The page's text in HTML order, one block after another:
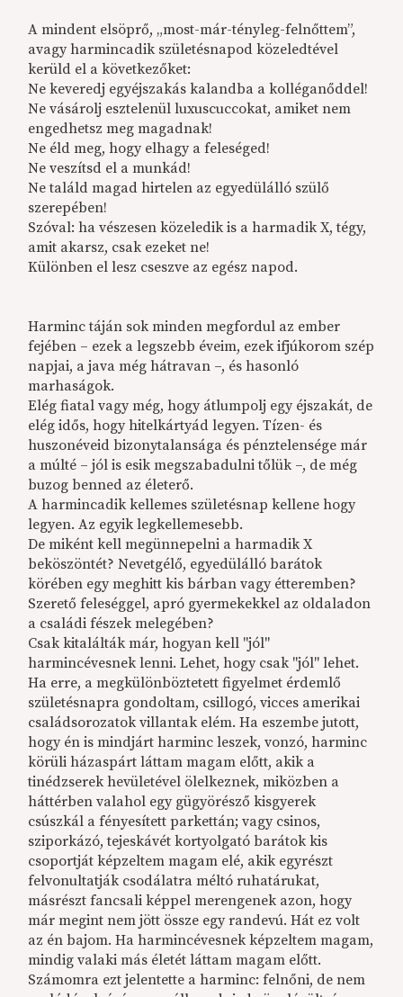
A mindent elsöprő, „most-már-tényleg-felnőttem”,
avagy harmincadik születésnapod közeledtével
kerüld el a következőket:
Ne keveredj egyéjszakás kalandba a kolléganőddel!
Ne vásárolj esztelenül luxuscuccokat, amiket nem
engedhetsz meg magadnak!
Ne éld meg, hogy elhagy a feleséged!
Ne veszítsd el a munkád!
Ne találd magad hirtelen az egyedülálló szülő
szerepében!
Szóval: ha vészesen közeledik is a harmadik X, tégy,
amit akarsz, csak ezeket ne!
Különben el lesz cseszve az egész napod.
Harminc táján sok minden megfordul az ember
fejében – ezek a legszebb éveim, ezek ifjúkorom szép
napjai, a java még hátravan –, és hasonló
marhaságok.
Elég fiatal vagy még, hogy átlumpolj egy éjszakát, de
elég idős, hogy hitelkártyád legyen. Tízen- és
huszonéveid bizonytalansága és pénztelensége már
a múlté – jól is esik megszabadulni tőlük –, de még
buzog benned az életerő.
A harmincadik kellemes születésnap kellene hogy
legyen. Az egyik legkellemesebb.
De miként kell megünnepelni a harmadik X
beköszöntét? Nevetgélő, egyedülálló barátok
körében egy meghitt kis bárban vagy étteremben?
Szerető feleséggel, apró gyermekekkel az oldaladon
a családi fészek melegében?
Csak kitalálták már, hogyan kell "jól"
harmincévesnek lenni. Lehet, hogy csak "jól" lehet.
Ha erre, a megkülönböztetett figyelmet érdemlő
születésnapra gondoltam, csillogó, vicces amerikai
családsorozatok villantak elém. Ha eszembe jutott,
hogy én is mindjárt harminc leszek, vonzó, harminc
körüli házaspárt láttam magam előtt, akik a
tinédzserek hevületével ölelkeznek, miközben a
háttérben valahol egy gügyörésző kisgyerek
csúszkál a fényesített parkettán; vagy csinos,
sziporkázó, tejeskávét kortyolgató barátok kis
csoportját képzeltem magam elé, akik egyrészt
felvonultatják csodálatra méltó ruhatárukat,
másrészt fancsali képpel merengenek azon, hogy
már megint nem jött össze egy randevú. Hát ez volt
az én bajom. Ha harmincévesnek képzeltem magam,
mindig valaki más életét láttam magam előtt.
Számomra ezt jelentette a harminc: felnőni, de nem